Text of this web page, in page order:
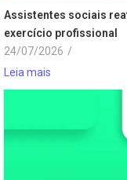
Assistentes sociais
exercício profissional
24/07/2026 /
Leia mais